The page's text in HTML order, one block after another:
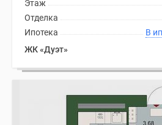
Этаж
Отделка
Ипотека
ЖК «Дуэт»